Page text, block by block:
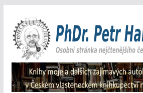
obsah